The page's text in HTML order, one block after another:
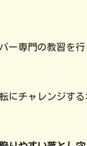
ー専門の教習を行
にチャレンジす